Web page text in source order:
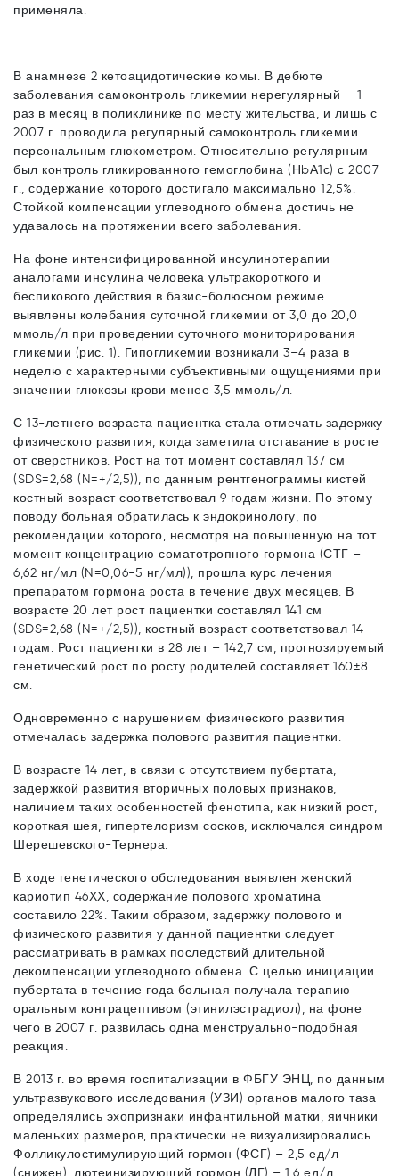
применяла.
В анамнезе 2 кетоацидотические комы. В дебюте
заболевания самоконтроль гликемии нерегулярный – 1
раз в месяц в поликлинике по месту жительства, и лишь с
2007 г. проводила регулярный самоконтроль гликемии
персональным глюкометром. Относительно регулярным
был контроль гликированного гемоглобина (НbА1с) с 2007
г., содержание которого достигало максимально 12,5%.
Стойкой компенсации углеводного обмена достичь не
удавалось на протяжении всего заболевания.
На фоне интенсифицированной инсулинотерапии
аналогами инсулина человека ультракороткого и
беспикового действия в базис-болюсном режиме
выявлены колебания суточной гликемии от 3,0 до 20,0
ммоль/л при проведении суточного мониторирования
гликемии (рис. 1). Гипогликемии возникали 3–4 раза в
неделю с характерными субъективными ощущениями при
значении глюкозы крови менее 3,5 ммоль/л.
С 13-летнего возраста пациентка стала отмечать задержку
физического развития, когда заметила отставание в росте
от сверстников. Рост на тот момент составлял 137 см
(SDS=2,68 (N=+/2,5)), по данным рентгенограммы кистей
костный возраст соответствовал 9 годам жизни. По этому
поводу больная обратилась к эндокринологу, по
рекомендации которого, несмотря на повышенную на тот
момент концентрацию соматотропного гормона (СТГ –
6,62 нг/мл (N=0,06-5 нг/мл)), прошла курс лечения
препаратом гормона роста в течение двух месяцев. В
возрасте 20 лет рост пациентки составлял 141 см
(SDS=2,68 (N=+/2,5)), костный возраст соответствовал 14
годам. Рост пациентки в 28 лет – 142,7 см, прогнозируемый
генетический рост по росту родителей составляет 160±8
см.
Одновременно с нарушением физического развития
отмечалась задержка полового развития пациентки.
В возрасте 14 лет, в связи с отсутствием пубертата,
задержкой развития вторичных половых признаков,
наличием таких особенностей фенотипа, как низкий рост,
короткая шея, гипертелоризм сосков, исключался синдром
Шерешевского-Тернера.
В ходе генетического обследования выявлен женский
кариотип 46ХХ, содержание полового хроматина
составило 22%. Таким образом, задержку полового и
физического развития у данной пациентки следует
рассматривать в рамках последствий длительной
декомпенсации углеводного обмена. С целью инициации
пубертата в течение года больная получала терапию
оральным контрацептивом (этинилэстрадиол), на фоне
чего в 2007 г. развилась одна менструально-подобная
реакция.
В 2013 г. во время госпитализации в ФБГУ ЭНЦ, по данным
ультразвукового исследования (УЗИ) органов малого таза
определялись эхопризнаки инфантильной матки, яичники
маленьких размеров, практически не визуализировались.
Фолликулостимулирующий гормон (ФСГ) – 2,5 ед/л
(снижен), лютеинизирующий гормон (ЛГ) – 1,6 ед/л